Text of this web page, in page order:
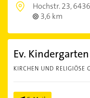
Hochstr. 23,
3,6 km
Ev. Kindergarten
KIRCHEN UND RELIGIÖSE